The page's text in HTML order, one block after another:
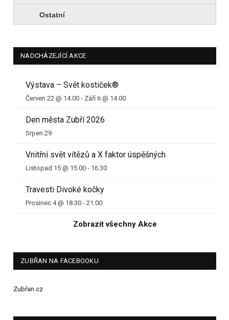
Ostatní
NADCHÁZEJÍCÍ AKCE
Výstava – Svět kostiček®
Červen 22 @ 14.00 - Září 6 @ 14.00
Den města Zubří 2026
Srpen 29
Vnitřní svět vítězů a X faktor úspěšných
Listopad 15 @ 15.00 - 16.30
Travesti Divoké kočky
Prosinec 4 @ 18.30 - 21.00
Zobrazit všechny Akce
ZUBŘAN NA FACEBOOKU
Zubřan.cz